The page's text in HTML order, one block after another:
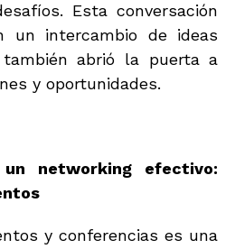
Esta conversación
un intercambio de ideas
abrió la puerta a
y oportunidades.
networking efectivo:
y conferencias es una